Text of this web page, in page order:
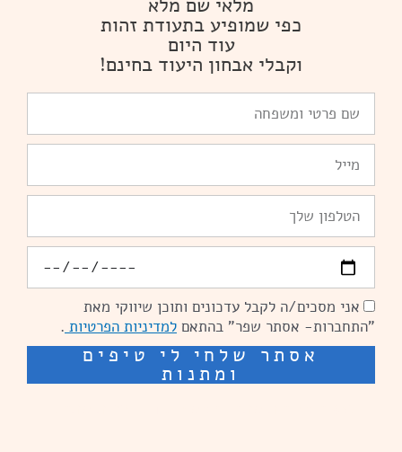
מלאי שם מלא
כפי שמופיע בתעודת זהות
עוד היום
וקבלי אבחון היעוד בחינם!
פרטי
ומשפחה
הסכמהאני מסכים/ה לקבל עדכונים ותוכן שיווקי מאת
"התחברות- אסתר שפר" בהתאם למדיניות הפרטיות .
אסתר שלחי לי טיפים
ומתנות